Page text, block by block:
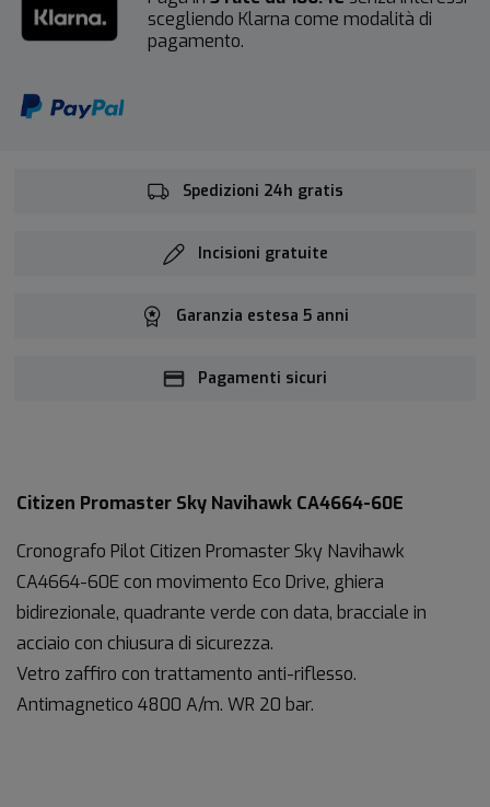
scegliendo Klarna come modalità di
pagamento.
Spedizioni 24h gratis
Incisioni gratuite
Garanzia estesa 5 anni
Pagamenti sicuri
Citizen Promaster Sky Navihawk CA4664-60E
Cronografo Pilot Citizen Promaster Sky Navihawk
CA4664-60E con movimento Eco Drive, ghiera
bidirezionale, quadrante verde con data, bracciale in
acciaio con chiusura di sicurezza.
Vetro zaffiro con trattamento anti-riflesso.
Antimagnetico 4800 A/m. WR 20 bar.